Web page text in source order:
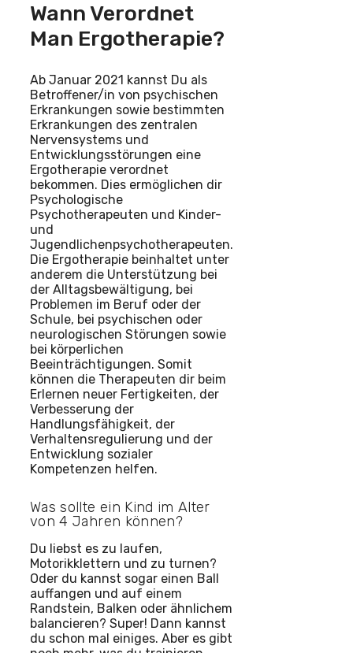
Wann Verordnet
Man Ergotherapie?
Ab Januar 2021 kannst Du als
Betroffener/in von psychischen
Erkrankungen sowie bestimmten
Erkrankungen des zentralen
Nervensystems und
Entwicklungsstörungen eine
Ergotherapie verordnet
bekommen. Dies ermöglichen dir
Psychologische
Psychotherapeuten und Kinder-
und
Jugendlichenpsychotherapeuten.
Die Ergotherapie beinhaltet unter
anderem die Unterstützung bei
der Alltagsbewältigung, bei
Problemen im Beruf oder der
Schule, bei psychischen oder
neurologischen Störungen sowie
bei körperlichen
Beeinträchtigungen. Somit
können die Therapeuten dir beim
Erlernen neuer Fertigkeiten, der
Verbesserung der
Handlungsfähigkeit, der
Verhaltensregulierung und der
Entwicklung sozialer
Kompetenzen helfen.
Was sollte ein Kind im Alter
von 4 Jahren können?
Du liebst es zu laufen,
Motorikklettern und zu turnen?
Oder du kannst sogar einen Ball
auffangen und auf einem
Randstein, Balken oder ähnlichem
balancieren? Super! Dann kannst
du schon mal einiges. Aber es gibt